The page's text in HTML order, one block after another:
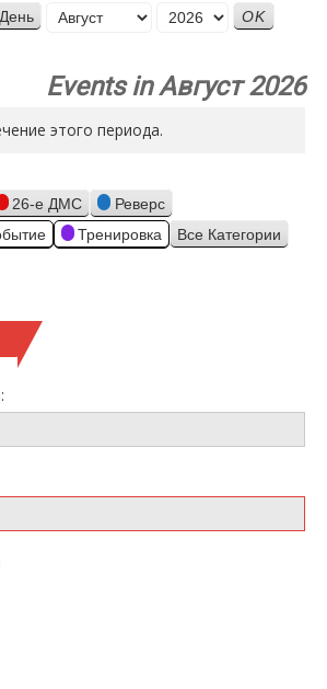
День
Месяц
Events in Август 2026
этого периода.
26-е ДМС
Реверс
Тренировка Все Категории